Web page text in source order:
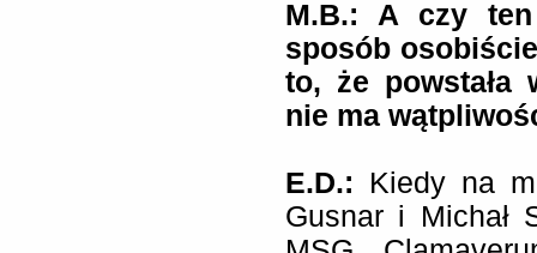
M.B.: A czy
sposób
to, że powstała
nie ma
E.D.: Kiedy na
Gusnar i Michał